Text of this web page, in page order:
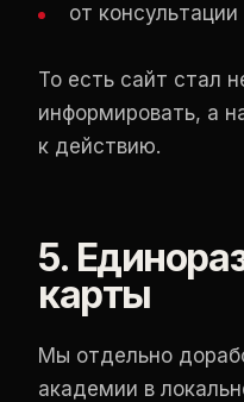
от
То есть сайт стал
информировать, а
к действию.
5.
карты
Мы отдельно
академии в